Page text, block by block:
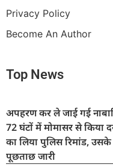
Privacy Policy
Become An Author
Top News
अपहरण कर ले जाई गई
72 घंटों में मोमासर से किया
का लिया पुलिस रिमांड,
पूछताछ जारी